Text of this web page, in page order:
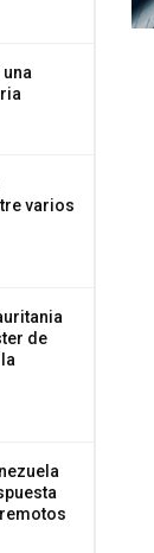
varios
de